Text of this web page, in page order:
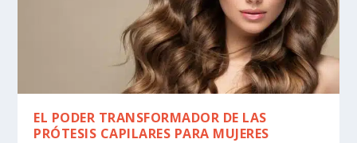
EL PODER TRANSFORMADOR DE LAS
PRÓTESIS CAPILARES PARA MUJERES